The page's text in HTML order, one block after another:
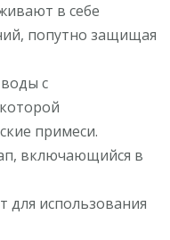
в себе
попутно защищая
с
примеси.
включающийся в
для использования